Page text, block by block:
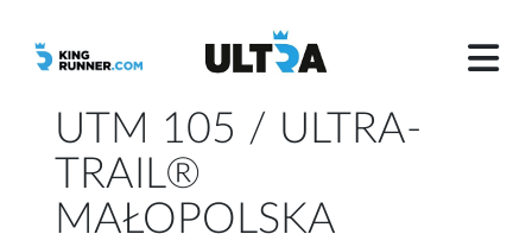
UTM 105 / ULTRA-
TRAIL®
MAŁOPOLSKA